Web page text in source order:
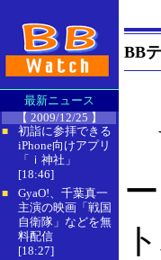
最新ニュース
【 2009/12/25 】
■
初詣に参拝できる
iPhone向けアプリ
「ｉ神社」
[18:46]
■
GyaO!、千葉真一
主演の映画「戦国
自衛隊」などを無
料配信
[18:27]
BB